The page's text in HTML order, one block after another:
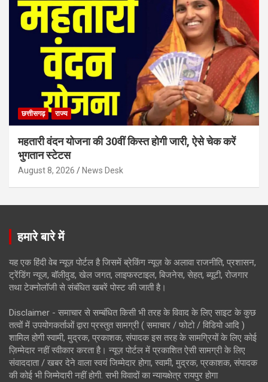
छत्तीसगढ़ राज्य
महतारी वंदन योजना की 30वीं किस्त होगी जारी, ऐसे चेक करें
भुगतान स्टेटस
August 8, 2026 News Desk
हमारे बारे में
यह एक हिंदी वेब न्यूज़ पोर्टल है जिसमें ब्रेकिंग न्यूज़ के अलावा राजनीति, प्रशासन,
ट्रेंडिंग न्यूज, बॉलीवुड, खेल जगत, लाइफस्टाइल, बिजनेस, सेहत, ब्यूटी, रोजगार
तथा टेक्नोलॉजी से संबंधित खबरें पोस्ट की जाती है।
Disclaimer - समाचार से सम्बंधित किसी भी तरह के विवाद के लिए साइट के कुछ
तत्वों में उपयोगकर्ताओं द्वारा प्रस्तुत सामग्री ( समाचार / फोटो / विडियो आदि )
शामिल होगी स्वामी, मुद्रक, प्रकाशक, संपादक इस तरह के सामग्रियों के लिए कोई
ज़िम्मेदार नहीं स्वीकार करता है। न्यूज़ पोर्टल में प्रकाशित ऐसी सामग्री के लिए
संवाददाता / खबर देने वाला स्वयं जिम्मेदार होगा, स्वामी, मुद्रक, प्रकाशक, संपादक
की कोई भी जिम्मेदारी नहीं होगी. सभी विवादों का न्यायक्षेत्र रायपुर होगा